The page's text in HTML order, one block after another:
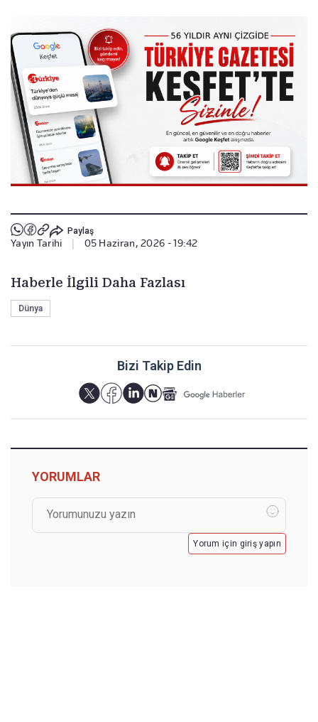
Paylaş
Yayın Tarihi 05 Haziran, 2026 - 19:42
Haberle İlgili Daha Fazlası
Dünya
Bizi Takip Edin
YORUMLAR
Yorum için giriş yapın